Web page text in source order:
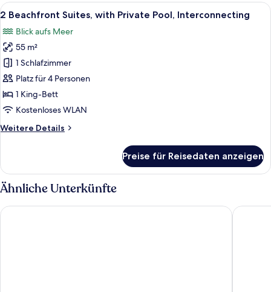
Alle
Fotos
für
2
Beachfront
Suites,
with
Private
Interconnecting
Blick auf einen Pool mit Liegestuhl,
11
2 Beachfront Suites, with Private Pool, Interconnecting
Blick aufs Meer
55 m²
1 Schlafzimmer
Platz für 4 Personen
1 King-Bett
Kostenloses WLAN
Weitere Details
Weitere
Beachfront
Suites,
with
Pool,
Preise für Reisedaten anzeigen
Ähnliche Unterkünfte
Maison Muse